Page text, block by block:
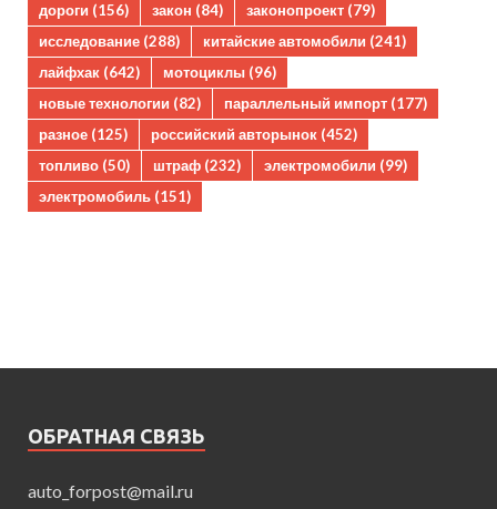
дороги (156) закон (84) законопроект (79)
исследование (288) китайские автомобили (241)
лайфхак (642) мотоциклы (96)
новые технологии (82) параллельный импорт (177)
разное (125) российский авторынок (452)
топливо (50) штраф (232) электромобили (99)
электромобиль (151)
ОБРАТНАЯ СВЯЗЬ
auto_forpost@mail.ru